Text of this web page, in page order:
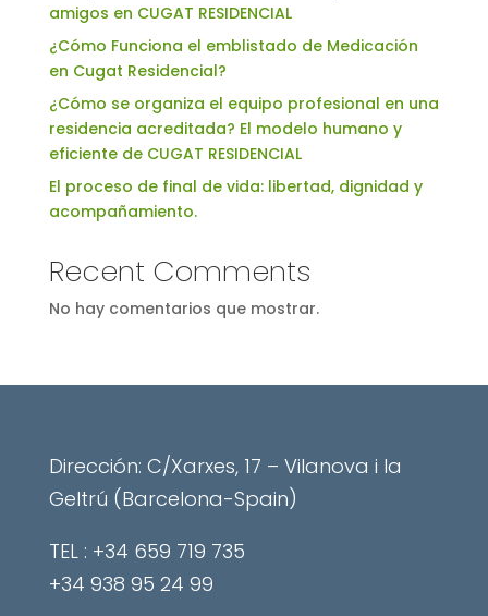
amigos en CUGAT RESIDENCIAL
¿Cómo Funciona el emblistado de Medicación
en Cugat Residencial?
¿Cómo se organiza el equipo profesional en una
residencia acreditada? El modelo humano y
eficiente de CUGAT RESIDENCIAL
El proceso de final de vida: libertad, dignidad y
acompañamiento.
Recent Comments
No hay comentarios que mostrar.
Dirección: C/Xarxes, 17 – Vilanova i la
Geltrú (Barcelona-Spain)
​TEL : +34 659 719 735
+34 938 95 24 99